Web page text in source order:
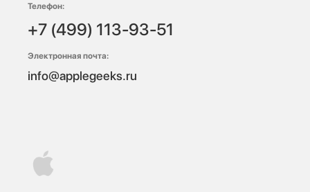
Телефон:
+7 (499) 113-93-51
Электронная почта:
info@applegeeks.ru